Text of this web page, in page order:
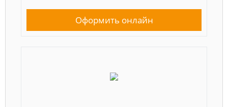
Оформить онлайн